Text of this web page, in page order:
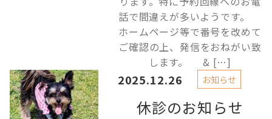
話で間違えが多いようです。
ホームページ等で番号を改めて
ご確認の上、発信をおねがい致
します。 & […]
休診のお知らせ
2025.12.26 お知らせ